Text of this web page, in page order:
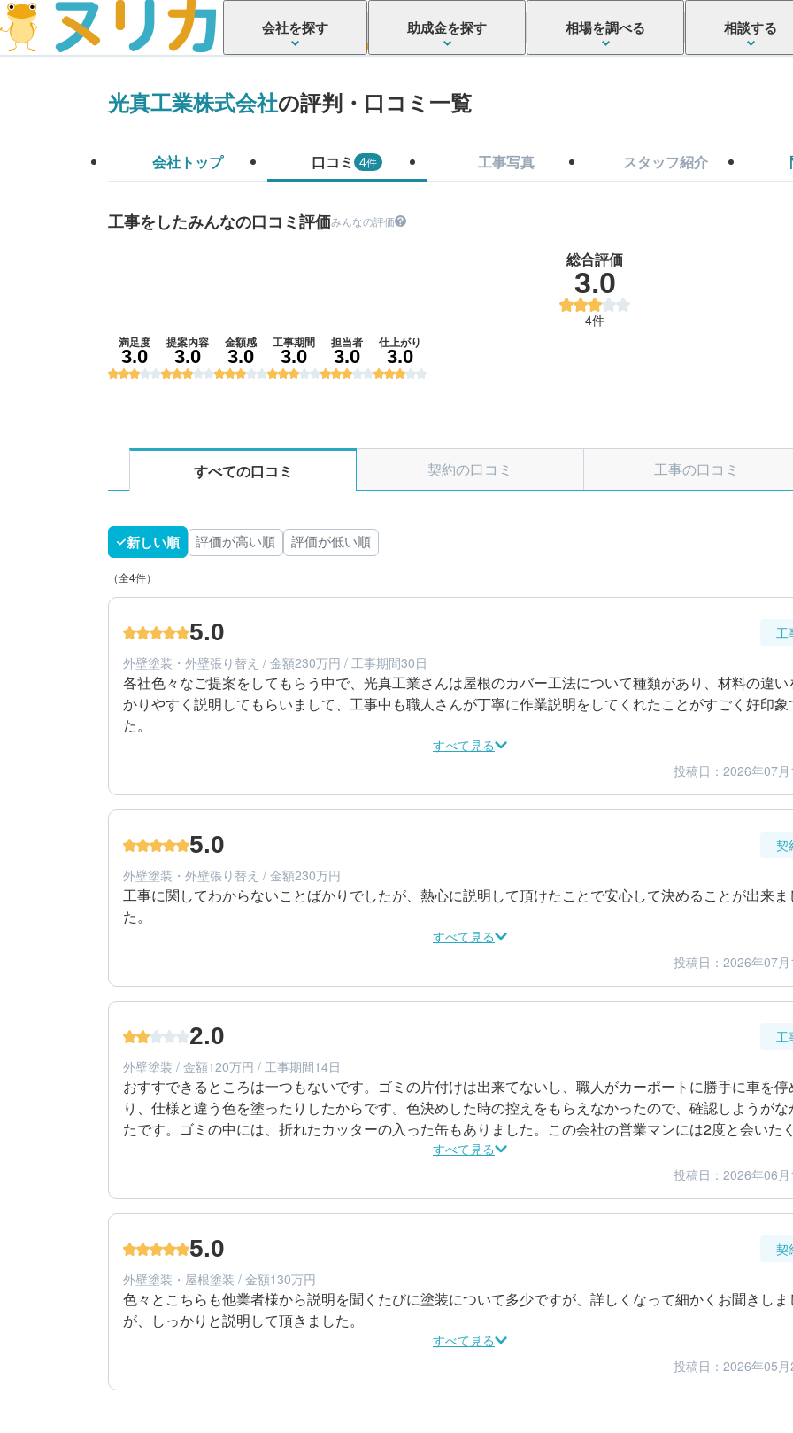
会社を探す 助成金を探す 相場を調べる 相談する
光真工業株式会社の評判・口コミ一覧
会社トップ 口コミ 4件 工事写真 スタッフ紹介
工事をしたみんなの口コミ評価みんなの評価
総合評価
3.0
4件
満足度
3.0
提案内容
3.0
金額感
3.0
工事期間
3.0
担当者
3.0
仕上がり
3.0
すべての口コミ 契約の口コミ 工事の口コミ
新しい順 評価が高い順 評価が低い順
（全4件）
5.0
工
外壁塗装・外壁張り替え / 金額230万円 / 工事期間30日
各社色々なご提案をしてもらう中で、光真工業さんは屋根のカバー工法について種類があり、材料の違い
かりやすく説明してもらいまして、工事中も職人さんが丁寧に作業説明をしてくれたことがすごく好印象
た。
すべて見る
40代/男性/一戸建て
エリア：愛知県一宮市
築年数：25年
投稿日：2026年07月
5.0
契
外壁塗装・外壁張り替え / 金額230万円
工事に関してわからないことばかりでしたが、熱心に説明して頂けたことで安心して決めることが出来ま
た。
すべて見る
40代/男性/一戸建て
エリア：愛知県一宮市
築年数：25年
投稿日：2026年07月
2.0
工
外壁塗装 / 金額120万円 / 工事期間14日
おすすできるところは一つもないです。ゴミの片付けは出来てないし、職人がカーポートに勝手に車を停
り、仕様と違う色を塗ったりしたからです。色決めした時の控えをもらえなかったので、確認しようがな
たです。ゴミの中には、折れたカッターの入った缶もありました。この会社の営業マンには2度と会いた
すべて見る
60代/男性/一戸建て
エリア：岐阜県各務原市
築年数：21年
投稿日：2026年06月
5.0
契
外壁塗装・屋根塗装 / 金額130万円
色々とこちらも他業者様から説明を聞くたびに塗装について多少ですが、詳しくなって細かくお聞きしま
が、しっかりと説明して頂きました。
すべて見る
投稿日：2026年05月